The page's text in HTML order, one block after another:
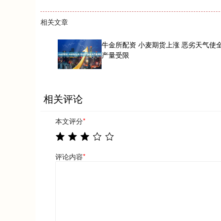
相关文章
牛金所配资 小麦期货上涨 恶劣天气使
产量受限
相关评论
本文评分*
评论内容*